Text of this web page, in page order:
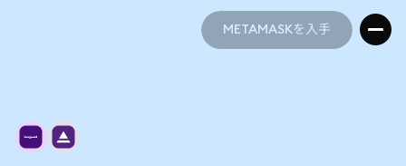
METAMASKを入手